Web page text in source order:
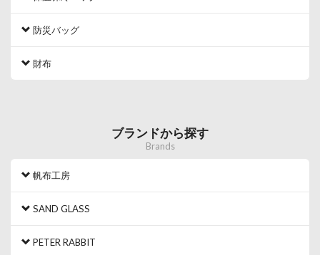
防災バッグ
財布
ブランドから探す
Brands
帆布工房
SAND GLASS
PETER RABBIT